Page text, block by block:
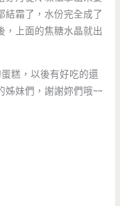
結霜了，水份完全成了
，上面的焦糖水晶就出
糕，以後有好吃的還
姊妹們，謝謝妳們哦~~